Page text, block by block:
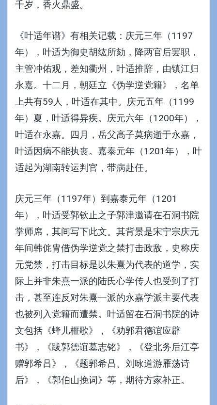
千岁，香火鼎盛。
《叶适年谱》有相关记载： 庆元三年（1197
年），叶适为御史胡纮所劾，降两官后罢职，
主管冲佑观 ，差知衢州 ，叶适推辞，由镇江归
永嘉。十二月，朝廷立《伪学逆党籍》，名单
上共有59人，叶适在其中。 庆元五年（1199
年）夏，叶适得异疾。庆元六年（1200年），
叶适在永嘉。四月，岳父高子莫病逝于永嘉，
叶适因病不能执丧。 嘉泰元年（1201年），叶
适起为湖南转运判官 ，带病赴任。
庆元三年（1197年）到 嘉泰元年（1201
年），叶适受郭钦止之子郭津邀请在石洞书院
掌师席，其间写下此文。其背景是宋宁宗庆元
年间韩侂胄借伪学逆党之禁打击政敌，史称庆
元党禁，打击目标是以朱熹为代表的道学，实
际上并非朱熹一派的陆氏心学传人也受到了打
击，甚至连反对朱熹一派的永嘉学派主要代表
也被列入党籍而遭禁。叶适留在石洞书院的诗
文包括《蜂儿榧歌》，《劝郭君德谊应辟
书》，《跋郭德谊墓志铭》 ，《登北务后江亭
赠郭希吕》
，
《题郭希吕、刘咏道游雁荡诗
后》，《郭伯山挽词》 等，期待方家补正。